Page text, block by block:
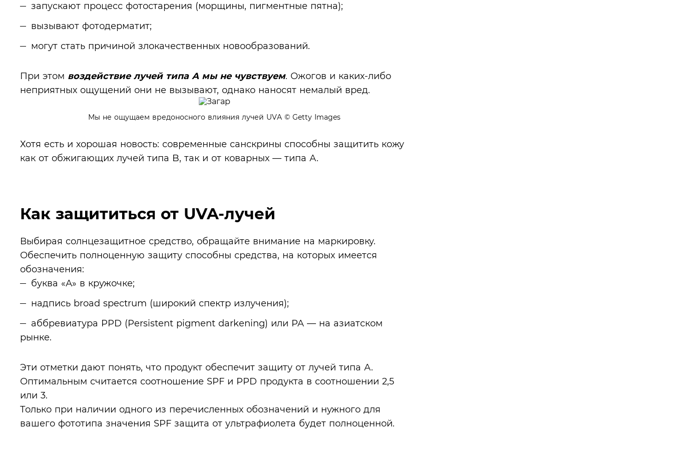
запускают процесс фотостарения (морщины, пигментные пятна);
вызывают фотодерматит;
могут стать причиной злокачественных новообразований.
При этом воздействие лучей типа А мы не чувствуем. Ожогов и каких-либо
неприятных ощущений они не вызывают, однако наносят немалый вред.
Мы не ощущаем вредоносного влияния лучей UVA © Getty Images
Хотя есть и хорошая новость: современные санскрины способны защитить кожу
как от обжигающих лучей типа B, так и от коварных — типа А.
Как защититься от UVA-лучей
Выбирая солнцезащитное средство, обращайте внимание на маркировку.
Обеспечить полноценную защиту способны средства, на которых имеется
обозначения:
буква «А» в кружочке;
надпись broad spectrum (широкий спектр излучения);
аббревиатура PPD (Persistent pigment darkening) или PA — на азиатском
рынке.
Эти отметки дают понять, что продукт обеспечит защиту от лучей типа А.
Оптимальным считается соотношение SPF и PPD продукта в соотношении 2,5
или 3.
Только при наличии одного из перечисленных обозначений и нужного для
вашего фототипа значения SPF защита от ультрафиолета будет полноценной.